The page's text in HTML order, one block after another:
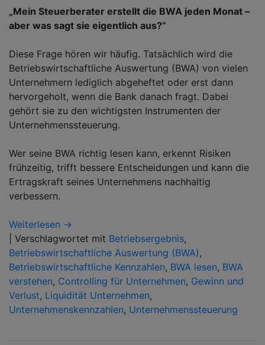
„Mein Steuerberater erstellt die BWA jeden Monat –
aber was sagt sie eigentlich aus?“
Diese Frage hören wir häufig. Tatsächlich wird die
Betriebswirtschaftliche Auswertung (BWA) von vielen
Unternehmern lediglich abgeheftet oder erst dann
hervorgeholt, wenn die Bank danach fragt. Dabei
gehört sie zu den wichtigsten Instrumenten der
Unternehmenssteuerung.
Wer seine BWA richtig lesen kann, erkennt Risiken
frühzeitig, trifft bessere Entscheidungen und kann die
Ertragskraft seines Unternehmens nachhaltig
verbessern.
Weiterlesen →
Verschlagwortet mit Betriebsergebnis,
Betriebswirtschaftliche Auswertung (BWA) ,
Betriebswirtschaftliche Kennzahlen, BWA lesen, BWA
verstehen, Controlling für Unternehmen, Gewinn und
Verlust, Liquidität Unternehmen,
Unternehmenskennzahlen, Unternehmenssteuerung